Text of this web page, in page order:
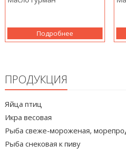
Подробнее
ПРОДУКЦИЯ
Яйца птиц
Икра весовая
Рыба свеже-мороженая,
Рыба снековая к пиву